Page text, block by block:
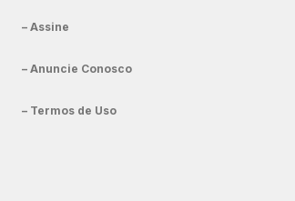
– Assine
– Anuncie Conosco
– Termos de Uso